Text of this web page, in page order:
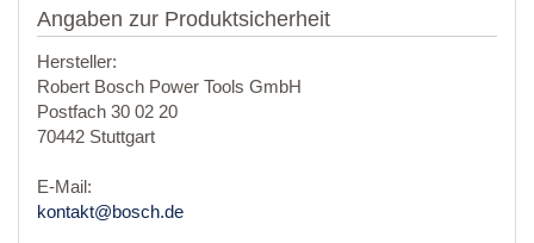
Angaben zur Produktsicherheit
Hersteller:
Robert Bosch Power Tools GmbH
Postfach 30 02 20
70442 Stuttgart
E-Mail:
kontakt@bosch.de